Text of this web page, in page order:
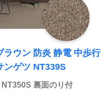
ラウン 防炎 静電 中歩行
ンゲツ NT339S
NT350S 裏面のり付